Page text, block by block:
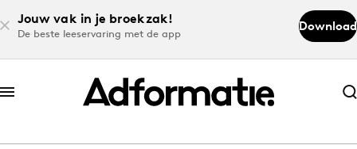
Jouw vak in je broekzak!
De beste leeservaring met de app
Download
Abonneer nu
Abonneer nu